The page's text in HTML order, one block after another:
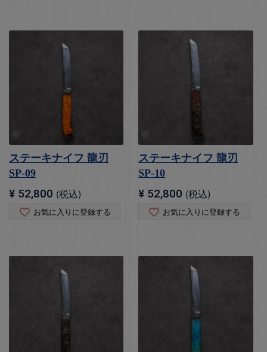
ステーキナイフ 龍刃
SP-09
¥ 52,800 税込
お気に入りに登録する
ステーキナイフ 龍刃
SP-10
¥ 52,800 税込
お気に入りに登録する